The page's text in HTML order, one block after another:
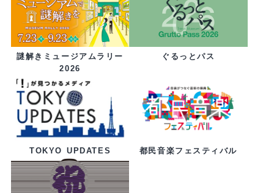
謎解きミュージアムラリー
2026
ぐるっとパス
TOKYO UPDATES 都民音楽フェスティバル